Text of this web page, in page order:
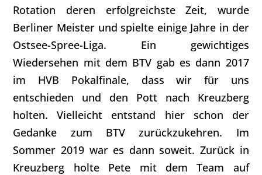
Rotation deren erfolgreichste Zeit, wurde
Berliner Meister und spielte einige Jahre in der
Ostsee-Spree-Liga. Ein gewichtiges
Wiedersehen mit dem BTV gab es dann 2017
im HVB Pokalfinale, dass wir für uns
entschieden und den Pott nach Kreuzberg
holten. Vielleicht entstand hier schon der
Gedanke zum BTV zurückzukehren. Im
Sommer 2019 war es dann soweit. Zurück in
Kreuzberg holte Pete mit dem Team auf